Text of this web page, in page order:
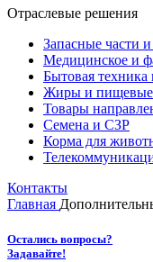
Отраслевые решения
Запасные части
Медицинское и
Бытовая техника
Жиры и пищевые
Товары
Семена и СЗР
Корма для
Контакты
Главная
Остались вопросы?
Задавайте!